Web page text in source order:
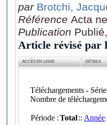
par Brotchi,
Référence Acta
Publication
Article révisé par
ACCÈS EN LIGNE DÉTAILS